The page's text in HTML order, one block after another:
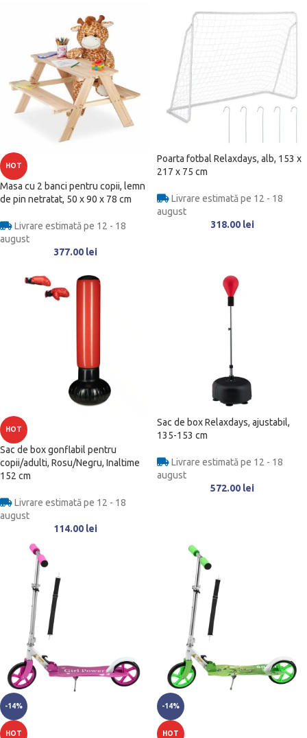
HOT
Masa cu 2 banci pentru copii, lemn
de pin netratat, 50 x 90 x 78 cm
Livrare estimată pe 12 - 18
august
377.00 lei
Poarta fotbal Relaxdays, alb, 153 x
217 x 75 cm
Livrare estimată pe 12 - 18
august
318.00 lei
HOT
Sac de box gonflabil pentru
copii/adulti, Rosu/Negru, Inaltime
152 cm
Livrare estimată pe 12 - 18
august
114.00 lei
Sac de box Relaxdays, ajustabil,
135-153 cm
Livrare estimată pe 12 - 18
august
572.00 lei
-14%
HOT
-14%
HOT